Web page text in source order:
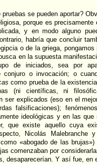
se pueden aportar?
porque es
y en modo alguno
habría que concluir
o de la griega,
en la supuesta
de iniciados, sea por
conjuro o invocación; o
como prueba de la
(ni científicas, ni
ser explicados (eso en el
falsificaciones);
ideológicas y en las
que existe aquello cuya
Nicolás Malebranche
«abogado de las
comenzaban por
desaparecerían. Y así fue, en